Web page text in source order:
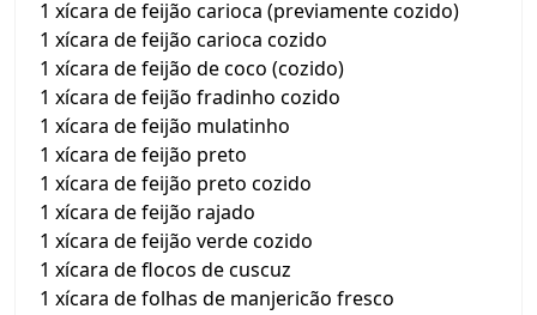
1 xícara de feijão carioca (previamente cozido)
1 xícara de feijão carioca cozido
1 xícara de feijão de coco (cozido)
1 xícara de feijão fradinho cozido
1 xícara de feijão mulatinho
1 xícara de feijão preto
1 xícara de feijão preto cozido
1 xícara de feijão rajado
1 xícara de feijão verde cozido
1 xícara de flocos de cuscuz
1 xícara de folhas de manjericão fresco